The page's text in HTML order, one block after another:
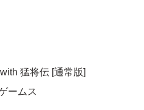
猛将伝 [通常版]
ームス